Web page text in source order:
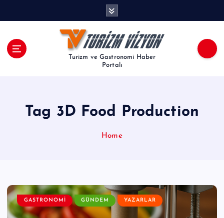
Turizm ve Gastronomi Haber
Portalı
Tag 3D Food Production
Home
GASTRONOMI GÜNDEM YAZARLAR